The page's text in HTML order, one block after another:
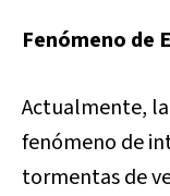
Fenómeno de
Actualmente,
fenómeno de
tormentas de